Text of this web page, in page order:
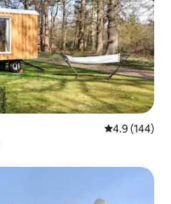
औसत रेटिंग 5 में
4.9 (144)